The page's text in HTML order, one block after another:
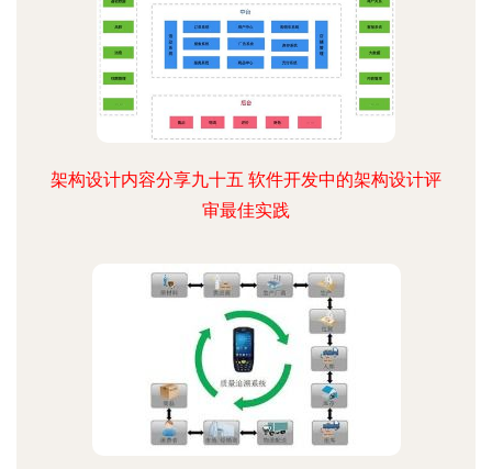
架构设计内容分享九十五 软件开发中的架构设计评
审最佳实践